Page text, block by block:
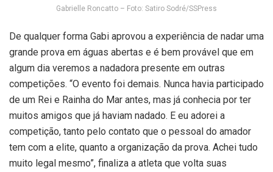
Gabrielle Roncatto – Foto: Satiro Sodré/SSPress
De qualquer forma Gabi aprovou a experiência de nadar uma
grande prova em águas abertas e é bem provável que em
algum dia veremos a nadadora presente em outras
competições. “O evento foi demais. Nunca havia participado
de um Rei e Rainha do Mar antes, mas já conhecia por ter
muitos amigos que já haviam nadado. E eu adorei a
competição, tanto pelo contato que o pessoal do amador
tem com a elite, quanto a organização da prova. Achei tudo
muito legal mesmo”, finaliza a atleta que volta suas